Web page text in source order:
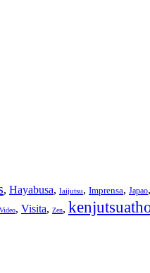
, Hayabusa, Iaijutsu, Imprensa, Japao,
Video, Visita, Zen,